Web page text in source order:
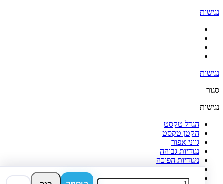
נגישות
נגישות
סגור
נגישות
הגדל טקסט
הקטן טקסט
גווני אפור
נגודיות גבוהה
ניגודיות הפוכה
רקע בהיר
הדגשת קישורים